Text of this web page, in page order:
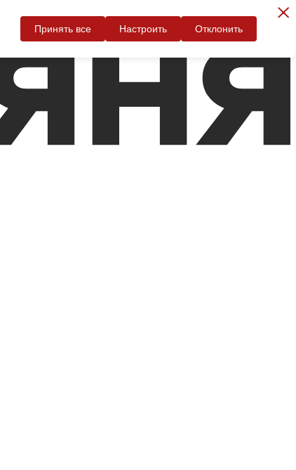
Принять все Настроить Отклонить